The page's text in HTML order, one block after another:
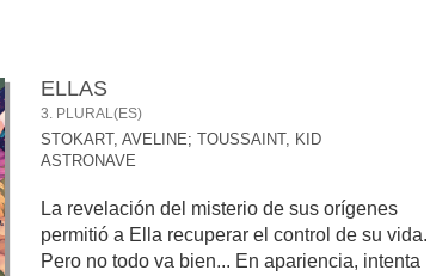
ELLAS
3. PLURAL(ES)
STOKART, AVELINE; TOUSSAINT, KID
ASTRONAVE
La revelación del misterio de sus orígenes
permitió a Ella recuperar el control de su vida.
Pero no todo va bien... En apariencia, intenta